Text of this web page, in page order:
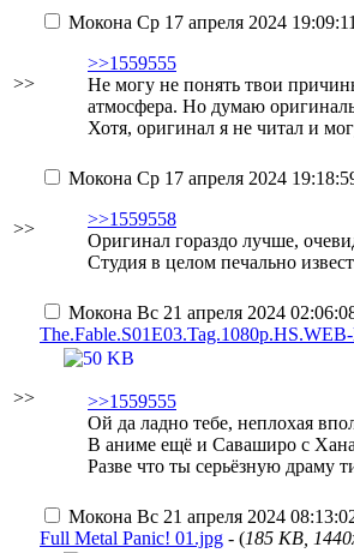
>>
Мокона Ср 17 апреля 2024 19:09:11
>>1559555
Не могу не понять твои
атмосфера. Но думаю
Хотя, оригинал я не читал и
>>
Мокона Ср 17 апреля 2024
>>1559558
Оригинал гораздо лучше,
Студия в целом печально
>>
Мокона Вс 21 апреля 2024
>>1559555
Ой да ладно тебе, неплохая
В аниме ещё и Саваширо с
Разве что ты серьёзную драму
Мокона Вс 21 апреля 2024
Full Metal Panic! 01.jpg - (185 KB,